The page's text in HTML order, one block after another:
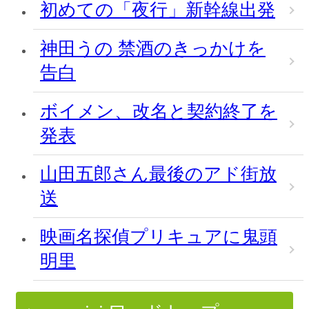
初めての「夜行」新幹線出発
神田うの 禁酒のきっかけを
告白
ボイメン、改名と契約終了を
発表
山田五郎さん最後のアド街放
送
映画名探偵プリキュアに鬼頭
明里